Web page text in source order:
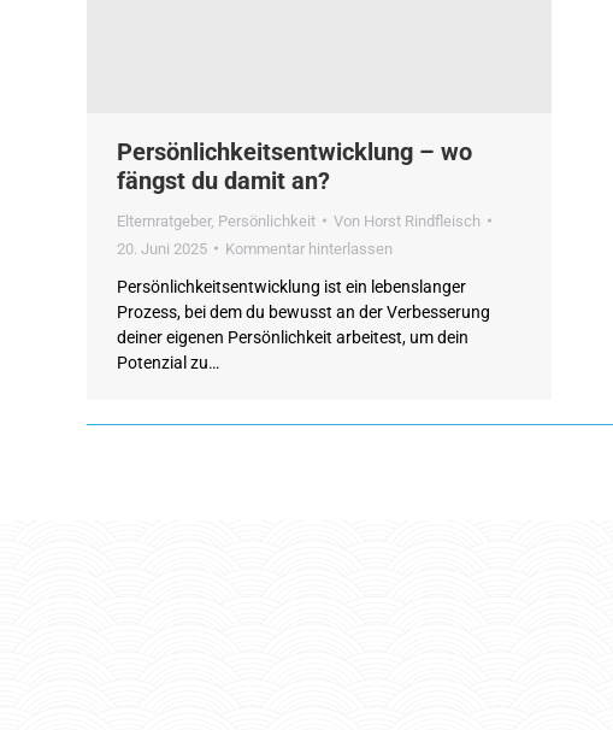
Persönlichkeitsentwicklung – wo
fängst du damit an?
Elternratgeber, Persönlichkeit Von Horst Rindfleisch
20. Juni 2025
Kommentar hinterlassen
Persönlichkeitsentwicklung ist ein lebenslanger
Prozess, bei dem du bewusst an der Verbesserung
deiner eigenen Persönlichkeit arbeitest, um dein
Potenzial zu…